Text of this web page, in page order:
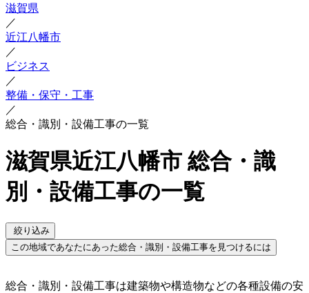
滋賀県
／
近江八幡市
／
ビジネス
／
整備・保守・工事
／
総合・識別・設備工事の一覧
滋賀県近江八幡市 総合・識
別・設備工事の一覧
絞り込み
この地域であなたにあった総合・識別・設備工事を見つけるには
総合・識別・設備工事は建築物や構造物などの各種設備の安